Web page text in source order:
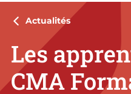
CMA Nouvelle-
Actualités
Les
CMA